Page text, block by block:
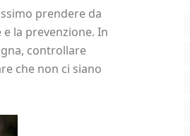
prendere da
la prevenzione. In
controllare
che non ci siano